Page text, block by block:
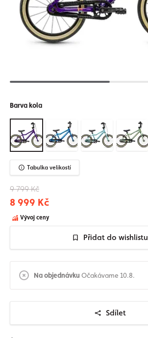
Barva kola
Tabulka velikostí
9 799 Kč
8 999 Kč
Vývoj ceny
Přidat do wishlistu
Na objednávku Očakávame 10.8.
Sdílet